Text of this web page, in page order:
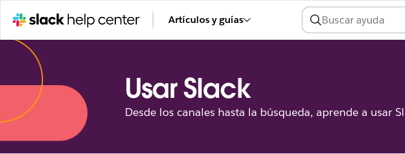
Artículos y guías
Usar Slack
Desde los canales hasta la búsqueda, aprende a usar